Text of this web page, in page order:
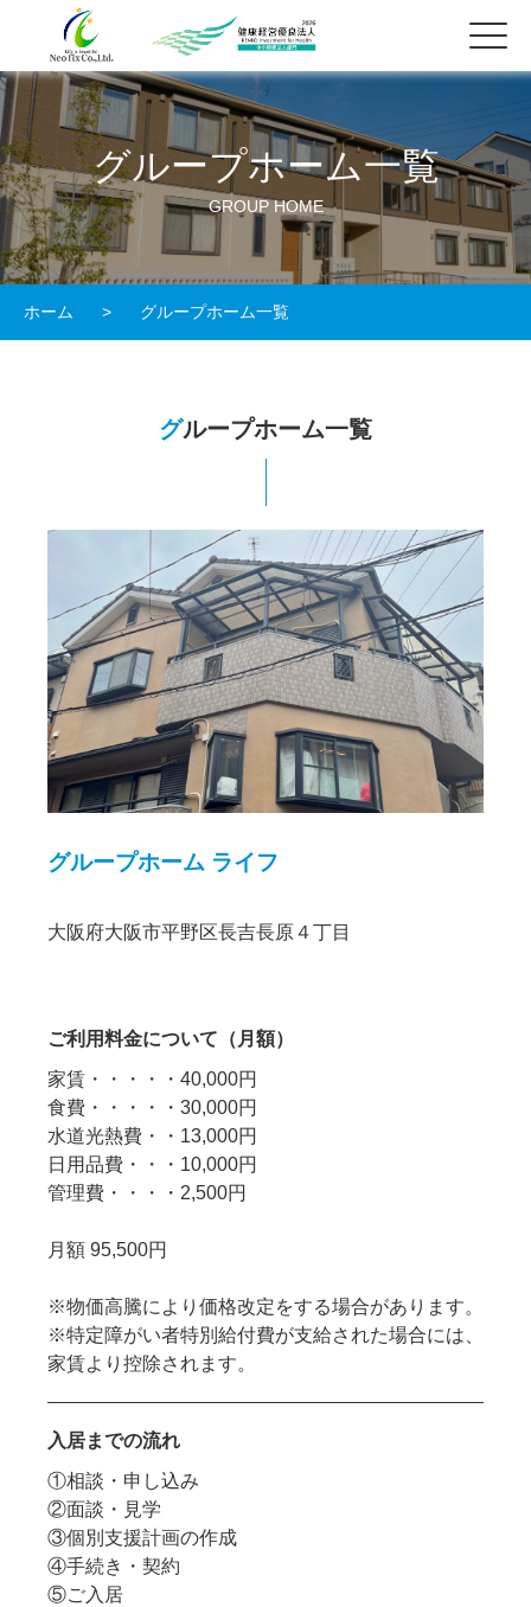
グループホーム一覧
GROUP HOME
ホーム > グループホーム一覧
グループホーム一覧
グループホーム ライフ
大阪府大阪市平野区長吉長原４丁目
ご利用料金について（月額）
家賃・・・・・40,000円
食費・・・・・30,000円
水道光熱費・・13,000円
日用品費・・・10,000円
管理費・・・・2,500円
月額 95,500円
※物価高騰により価格改定をする場合があります。
※特定障がい者特別給付費が支給された場合には、
家賃より控除されます。
入居までの流れ
①相談・申し込み
②面談・見学
③個別支援計画の作成
④手続き・契約
⑤ご入居